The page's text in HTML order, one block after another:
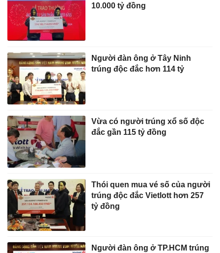
10.000 tỷ đồng
Người đàn ông ở Tây Ninh
trúng độc đắc hơn 114 tỷ
Vừa có người trúng xổ số độc
đắc gần 115 tỷ đồng
Thói quen mua vé số của người
trúng độc đắc Vietlott hơn 257
tỷ đồng
Người đàn ông ở TP.HCM trúng